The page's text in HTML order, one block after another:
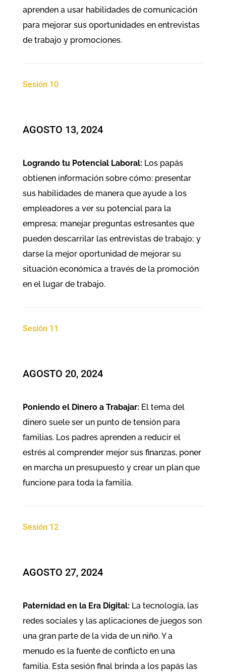
aprenden a usar habilidades de comunicación
para mejorar sus oportunidades en entrevistas
de trabajo y promociones.
Sesión 10
AGOSTO 13, 2024
Logrando tu Potencial Laboral: Los papás
obtienen información sobre cómo: presentar
sus habilidades de manera que ayude a los
empleadores a ver su potencial para la
empresa; manejar preguntas estresantes que
pueden descarrilar las entrevistas de trabajo; y
darse la mejor oportunidad de mejorar su
situación económica a través de la promoción
en el lugar de trabajo.
Sesión 11
​AGOSTO 20, 2024
Poniendo el Dinero a Trabajar: El tema del
dinero suele ser un punto de tensión para
familias. Los padres aprenden a reducir el
estrés al comprender mejor sus finanzas, poner
en marcha un presupuesto y crear un plan que
funcione para toda la familia.
Sesión 12
​AGOSTO 27, 2024
Paternidad en la Era Digital: La tecnología, las
redes sociales y las aplicaciones de juegos son
una gran parte de la vida de un niño. Y a
menudo es la fuente de conflicto en una
familia. Esta sesión final brinda a los papás las